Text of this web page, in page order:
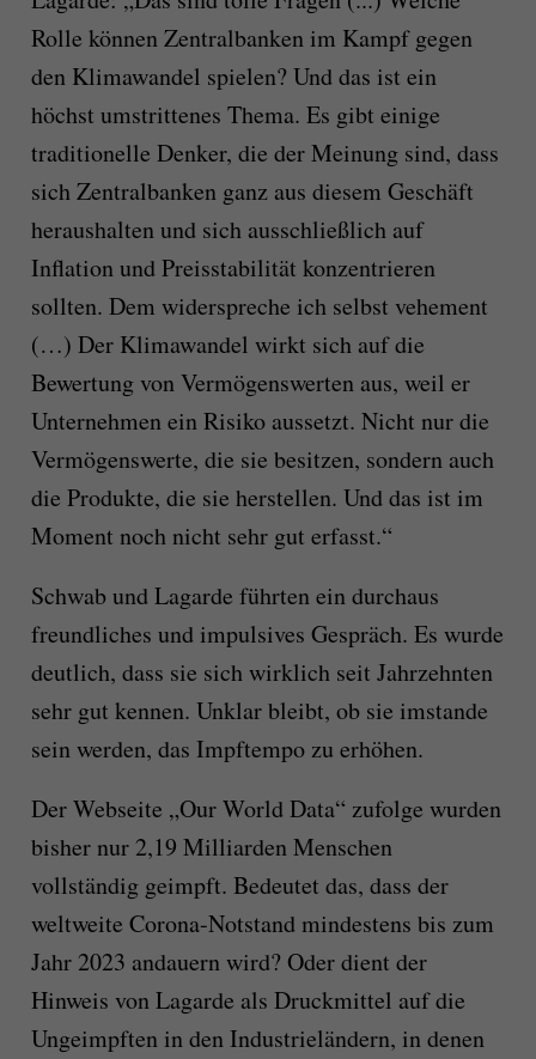
Rolle können Zentralbanken im Kampf gegen
den Klimawandel spielen? Und das ist ein
höchst umstrittenes Thema. Es gibt einige
traditionelle Denker, die der Meinung sind, dass
sich Zentralbanken ganz aus diesem Geschäft
heraushalten und sich ausschließlich auf
Inflation und Preisstabilität konzentrieren
sollten. Dem widerspreche ich selbst vehement
(…) Der Klimawandel wirkt sich auf die
Bewertung von Vermögenswerten aus, weil er
Unternehmen ein Risiko aussetzt. Nicht nur die
Vermögenswerte, die sie besitzen, sondern auch
die Produkte, die sie herstellen. Und das ist im
Moment noch nicht sehr gut erfasst.“
Schwab und Lagarde führten ein durchaus
freundliches und impulsives Gespräch. Es wurde
deutlich, dass sie sich wirklich seit Jahrzehnten
sehr gut kennen. Unklar bleibt, ob sie imstande
sein werden, das Impftempo zu erhöhen.
Der Webseite „Our World Data“ zufolge wurden
bisher nur 2,19 Milliarden Menschen
vollständig geimpft. Bedeutet das, dass der
weltweite Corona-Notstand mindestens bis zum
Jahr 2023 andauern wird? Oder dient der
Hinweis von Lagarde als Druckmittel auf die
Ungeimpften in den Industrieländern, in denen